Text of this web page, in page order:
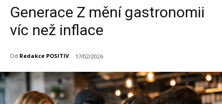
Generace Z mění gastronomii
víc než inflace
Od Redakce POSITIV 17/02/2026